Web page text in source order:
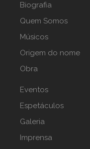
Biografia
Quem Somos
Músicos
Origem do nome
Obra
Eventos
Espetáculos
Galeria
Imprensa